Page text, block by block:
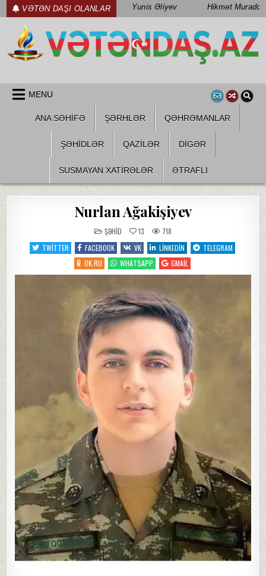
Skip
to
content
VƏTƏN DAŞI OLANLAR Yunis Əliyev Hikmət Muradov
MENU
ANA SƏHİFƏ ŞƏRHLƏR QƏHRƏMANLAR
ŞƏHIDLƏR QAZILƏR DIGƏR
SUSMAYAN XATİRƏLƏR ƏTRAFLI
Nurlan Ağakişiyev
POSTED
IN
ŞƏHID 13
718
TWITTER
FACEBOOK VK LINKEDIN
TELEGRAM
OK.RU
WHATSAPP GMAIL